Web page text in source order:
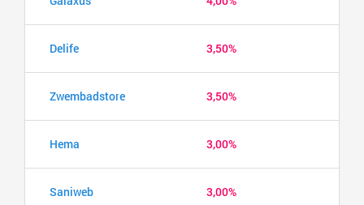
Delife 3,50%
Zwembadstore 3,50%
Hema 3,00%
Saniweb 3,00%